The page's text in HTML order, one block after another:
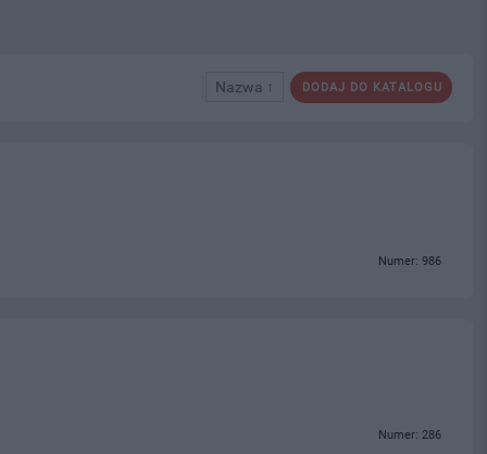
DODAJ DO KATALOGU
Nazwa ↑
Numer: 986
Numer: 286